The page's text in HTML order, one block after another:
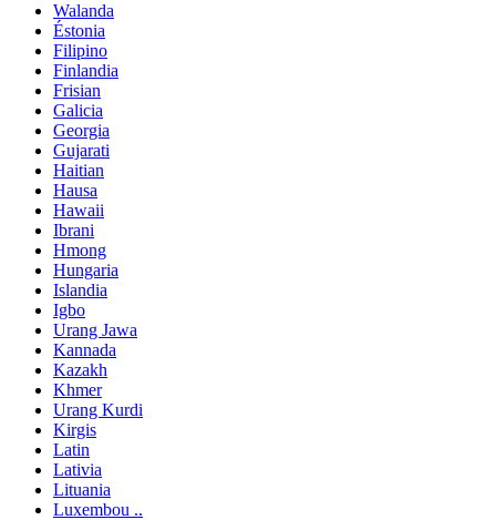
Walanda
Éstonia
Filipino
Finlandia
Frisian
Galicia
Georgia
Gujarati
Haitian
Hausa
Hawaii
Ibrani
Hmong
Hungaria
Islandia
Igbo
Urang Jawa
Kannada
Kazakh
Khmer
Urang Kurdi
Kirgis
Latin
Lativia
Lituania
Luxembou ..